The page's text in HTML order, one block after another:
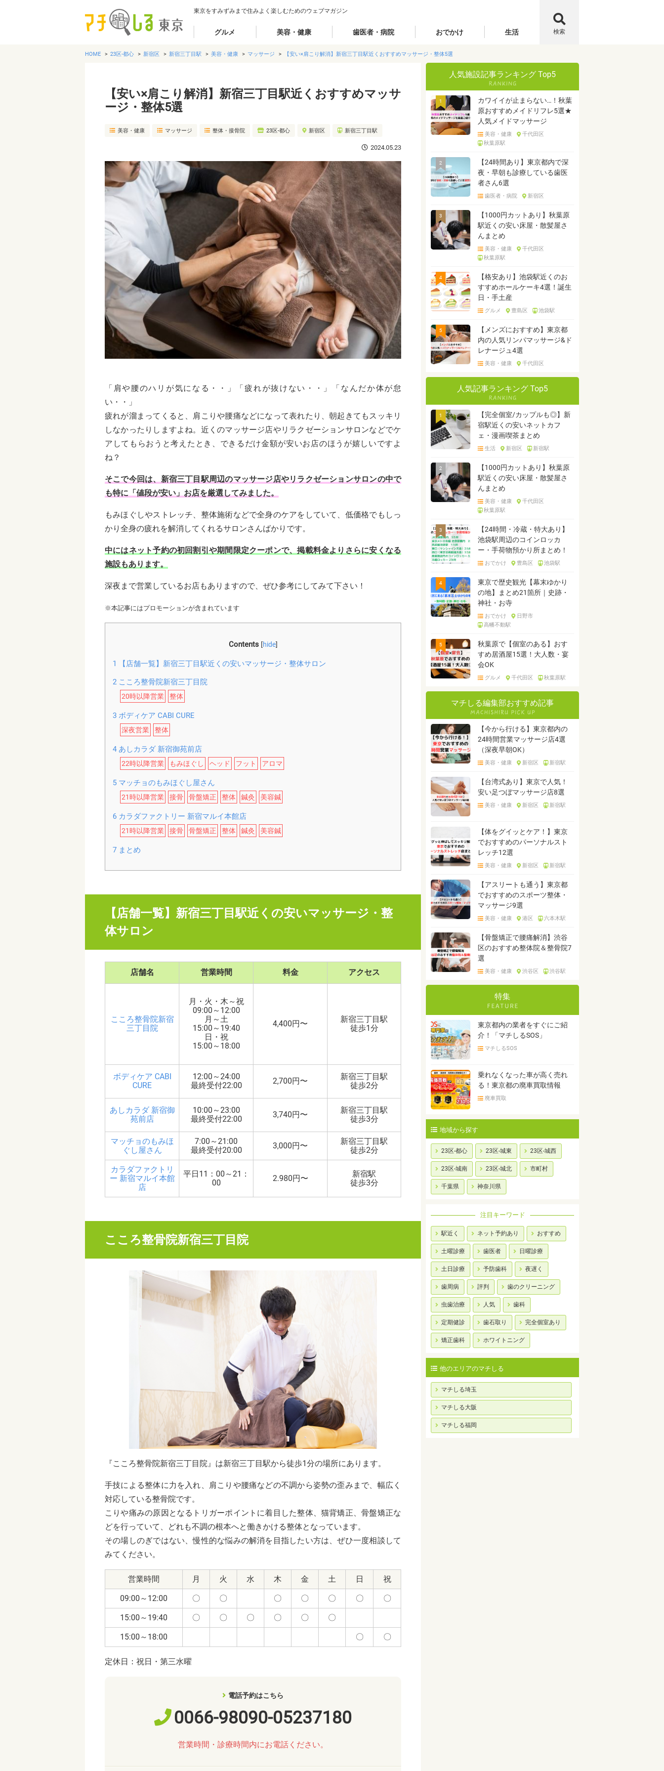
東京をすみずみまで住みよく楽しむためのウェブマガジン
グルメ 美容・健康 歯医者・病院 おでかけ 生活 検索
HOME 23区-都心 新宿区 新宿三丁目駅 美容・健康 マッサージ 【安い×肩こり解消】新宿三丁目駅近くおすすめマッサージ・整体5選
【安い×肩こり解消】新宿三丁目駅近くおすすめマッサ
ージ・整体5選
美容・健康 マッサージ 整体・接骨院 23区-都心 新宿区 新宿三丁目駅
2024.05.23
「肩や腰のハリが気になる・・」「疲れが抜けない・・」「なんだか体が怠
い・・」
疲れが溜まってくると、肩こりや腰痛などになって表れたり、朝起きてもスッキリ
しなかったりしますよね。近くのマッサージ店やリラクゼーションサロンなどでケ
アしてもらおうと考えたとき、できるだけ金額が安いお店のほうが嬉しいですよ
ね？
そこで今回は、新宿三丁目駅周辺のマッサージ店やリラクゼーションサロンの中で
も特に「値段が安い」お店を厳選してみました。
もみほぐしやストレッチ、整体施術などで全身のケアをしていて、低価格でもしっ
かり全身の疲れを解消してくれるサロンさんばかりです。
中にはネット予約の初回割引や期間限定クーポンで、掲載料金よりさらに安くなる
施設もあります。
深夜まで営業しているお店もありますので、ぜひ参考にしてみて下さい！
※本記事にはプロモーションが含まれています
Contents [hide]
1 【店舗一覧】新宿三丁目駅近くの安いマッサージ・整体サロン
2こころ整骨院新宿三丁目院
20時以降営業 整体
3ボディケア CABI CURE
深夜営業 整体
4あしカラダ 新宿御苑前店
22時以降営業 もみほぐし ヘッド フット アロマ
5マッチョのもみほぐし屋さん
21時以降営業 接骨 骨盤矯正 整体 鍼灸 美容鍼
6カラダファクトリー 新宿マルイ本館店
21時以降営業 接骨 骨盤矯正 整体 鍼灸 美容鍼
7まとめ
【店舗一覧】新宿三丁目駅近くの安いマッサージ・整
体サロン
店舗名 営業時間 料金 アクセス
こころ整骨院新宿
三丁目院
月・火・木～祝
09:00～12:00
月～土
15:00～19:40
日・祝
15:00～18:00
4,400円〜
新宿三丁目駅
徒歩1分
ボディケア CABI
CURE
12:00～24:00
最終受付22:00
2,700円〜
新宿三丁目駅
徒歩2分
あしカラダ 新宿御
苑前店
10:00～23:00
最終受付22:00
3,740円〜
新宿三丁目駅
徒歩3分
マッチョのもみほ
ぐし屋さん
7:00～21:00
最終受付20:00
3,000円〜
新宿三丁目駅
徒歩2分
カラダファクトリ
ー 新宿マルイ本館
店
平日11：00～21：
00
2.980円〜
新宿駅
徒歩3分
こころ整骨院新宿三丁目院
『こころ整骨院新宿三丁目院』は新宿三丁目駅から徒歩1分の場所にあります。
手技による整体に力を入れ、肩こりや腰痛などの不調から姿勢の歪みまで、幅広く
対応している整骨院です。
こりや痛みの原因となるトリガーポイントに着目した整体、猫背矯正、骨盤矯正な
どを行っていて、どれも不調の根本へと働きかける整体となっています。
その場しのぎではない、慢性的な悩みの解消を目指したい方は、ぜひ一度相談して
みてください。
営業時間 月 火 水 木 金 土 日 祝
09:00～12:00 〇 〇 〇 〇 〇 〇 〇
15:00～19:40 〇 〇 〇 〇 〇 〇
15:00～18:00 〇 〇
定休日：祝日・第三水曜
電話予約はこちら
0066-98090-05237180
営業時間・診療時間内にお電話ください。
人気施設記事ランキング Top5
1
カワイイが止まらない…！秋葉
原おすすめメイドリフレ5選★
人気メイドマッサージ
美容・健康
千代田区
秋葉原駅
2
【24時間あり】東京都内で深
夜・早朝も診療している歯医
者さん6選
歯医者・病院 新宿区
3
【1000円カットあり】秋葉原
駅近くの安い床屋・散髪屋さ
んまとめ
美容・健康
千代田区
秋葉原駅
4
【格安あり】池袋駅近くのお
すすめホールケーキ4選！誕生
日・手土産
グルメ 豊島区 池袋駅
5
【メンズにおすすめ】東京都
内の人気リンパマッサージ&ド
レナージュ4選
美容・健康 千代田区
人気記事ランキング Top5
1
【完全個室/カップルも◎】新
宿駅近くの安いネットカフ
ェ・漫画喫茶まとめ
生活 新宿区 新宿駅
2
【1000円カットあり】秋葉原
駅近くの安い床屋・散髪屋さ
んまとめ
美容・健康
千代田区
秋葉原駅
3
【24時間・冷蔵・特大あり】
池袋駅周辺のコインロッカ
ー・手荷物預かり所まとめ！
おでかけ 豊島区 池袋駅
4
東京で歴史観光【幕末ゆかり
の地】まとめ21箇所｜史跡・
神社・お寺
おでかけ
日野市
高幡不動駅
5
秋葉原で【個室のある】おす
すめ居酒屋15選！大人数・宴
会OK
グルメ 千代田区 秋葉原駅
マチしる編集部おすすめ記事
【今から行ける】東京都内の
24時間営業マッサージ店4選
（深夜早朝OK）
美容・健康 新宿区 新宿駅
【台湾式あり】東京で人気！
安い足つぼマッサージ店8選
美容・健康 新宿区 新宿駅
【体をグイッとケア！】東京
でおすすめのパーソナルスト
レッチ12選
美容・健康 新宿区 新宿駅
【アスリートも通う】東京都
でおすすめのスポーツ整体・
マッサージ9選
美容・健康 港区 六本木駅
【骨盤矯正で腰痛解消】渋谷
区のおすすめ整体院＆整骨院7
選
美容・健康 渋谷区 渋谷駅
特集
東京都内の業者をすぐにご紹
介！「マチしるSOS」
マチしるSOS
乗れなくなった車が高く売れ
る！東京都の廃車買取情報
廃車買取
地域から探す
23区-都心 23区-城東 23区-城西
23区-城南 23区-城北 市町村
千葉県 神奈川県
注目キーワード
駅近く ネット予約あり おすすめ
土曜診療 歯医者 日曜診療
土日診療 予防歯科 夜遅く
歯周病 評判 歯のクリーニング
虫歯治療 人気 歯科
定期健診 歯石取り 完全個室あり
矯正歯科 ホワイトニング
他のエリアのマチしる
マチしる埼玉
マチしる大阪
マチしる福岡